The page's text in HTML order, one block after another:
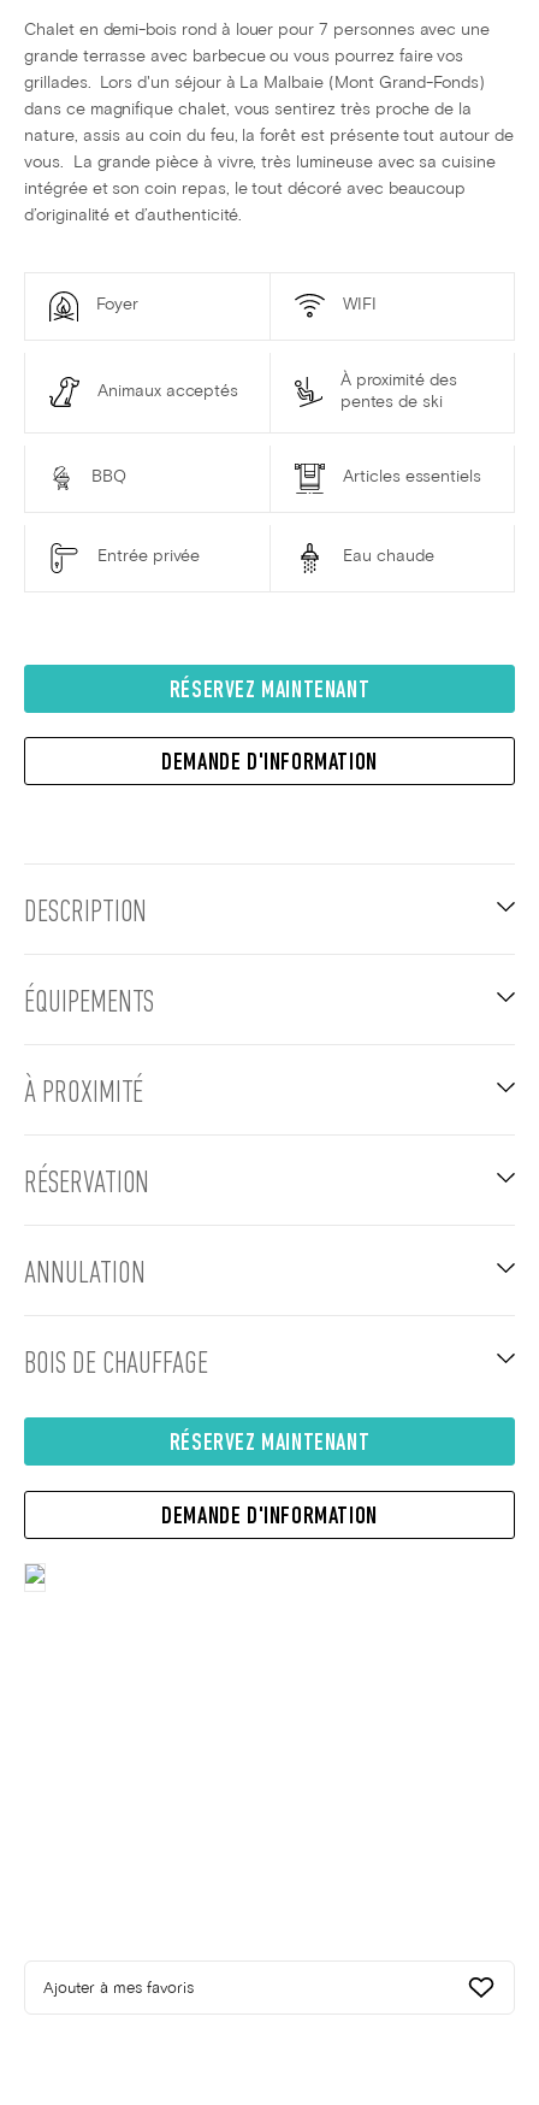
Chalet en demi-bois rond à louer pour 7 personnes avec une
grande terrasse avec barbecue ou vous pourrez faire vos
grillades. Lors d'un séjour à La Malbaie (Mont Grand-Fonds)
dans ce magnifique chalet, vous sentirez très proche de la
nature, assis au coin du feu, la forêt est présente tout autour de
vous. La grande pièce à vivre, très lumineuse avec sa cuisine
intégrée et son coin repas, le tout décoré avec beaucoup
d’originalité et d’authenticité.
Foyer WIFI
Animaux acceptés
À proximité des
pentes de ski
BBQ Articles essentiels
Entrée privée Eau chaude
RÉSERVEZ MAINTENANT
DEMANDE D'INFORMATION
DESCRIPTION
ÉQUIPEMENTS
À PROXIMITÉ
RÉSERVATION
ANNULATION
BOIS DE CHAUFFAGE
RÉSERVEZ MAINTENANT
DEMANDE D'INFORMATION
Ajouter à mes favoris